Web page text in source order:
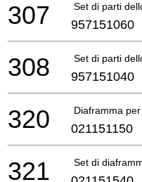
Set di parti
307 957151060
Set di parti
308 957151040
Diaframma
320 021151150
Set di
321